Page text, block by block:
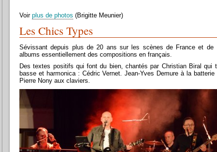
Voir plus de photos (Brigitte Meunier)
Les Chics Types
Sévissant depuis plus de 20 ans sur les scènes de France et
albums essentiellement des compositions en français.
Des textes positifs qui font du bien, chantés par Christian Biral qui
basse et harmonica : Cédric Vernet. Jean-Yves Demure à la
Pierre Nony aux claviers.